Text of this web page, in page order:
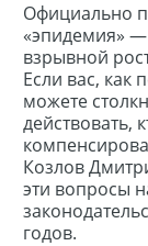
Официально
«эпидемия» —
взрывной
Если вас, как
можете
действовать,
Козлов
эти вопросы
годов.